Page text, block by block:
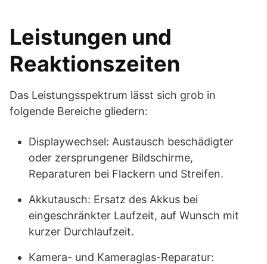
Leistungen und
Reaktionszeiten
Das Leistungsspektrum lässt sich grob in
folgende Bereiche gliedern:
Displaywechsel: Austausch beschädigter
oder zersprungener Bildschirme,
Reparaturen bei Flackern und Streifen.
Akkutausch: Ersatz des Akkus bei
eingeschränkter Laufzeit, auf Wunsch mit
kurzer Durchlaufzeit.
Kamera- und Kameraglas-Reparatur: